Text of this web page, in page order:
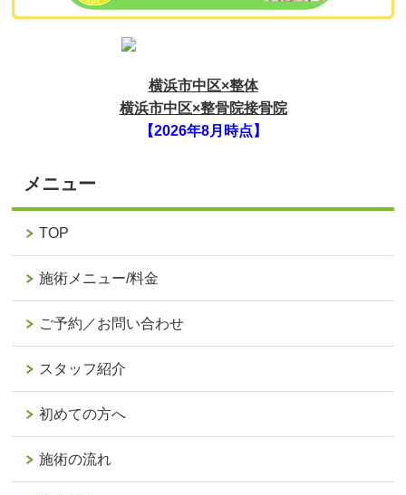
横浜市中区×整体
横浜市中区×整骨院接骨院
【2026年8月時点】
メニュー
TOP
施術メニュー/料金
ご予約／お問い合わせ
スタッフ紹介
初めての方へ
施術の流れ